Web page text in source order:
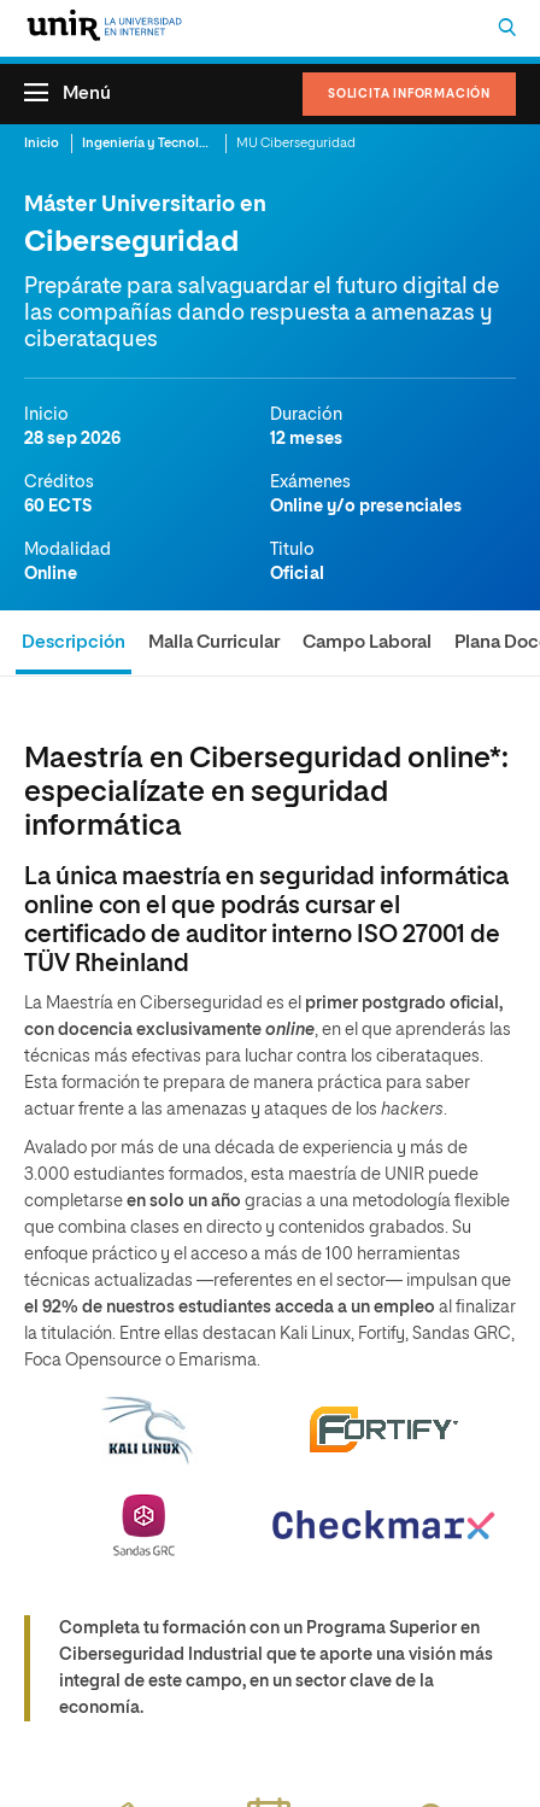
SOLICITA INFORMACIÓN
Menú
Inicio Ingeniería y Tecnología de la Información MU Ciberseguridad
Máster Universitario en
Ciberseguridad
Prepárate para salvaguardar el futuro digital de
las compañías dando respuesta a amenazas y
ciberataques
Inicio
28 sep 2026
Duración
12 meses
Créditos
60 ECTS
Exámenes
Online y/o presenciales
Modalidad
Online
Titulo
Oficial
Descripción Malla Curricular Campo Laboral Plana
Maestría en Ciberseguridad online*:
especialízate en seguridad
informática
La única maestría en seguridad informática
online con el que podrás cursar el
certificado de auditor interno ISO 27001 de
TÜV Rheinland
La Maestría en Ciberseguridad es el primer postgrado oficial,
con docencia exclusivamente online, en el que aprenderás las
técnicas más efectivas para luchar contra los ciberataques.
Esta formación te prepara de manera práctica para saber
actuar frente a las amenazas y ataques de los hackers.
Avalado por más de una década de experiencia y más de
3.000 estudiantes formados, esta maestría de UNIR puede
completarse en solo un año gracias a una metodología flexible
que combina clases en directo y contenidos grabados. Su
enfoque práctico y el acceso a más de 100 herramientas
técnicas actualizadas —referentes en el sector— impulsan que
el 92% de nuestros estudiantes acceda a un empleo al finalizar
la titulación. Entre ellas destacan Kali Linux, Fortify, Sandas GRC,
Foca Opensource o Emarisma.
Completa tu formación con un Programa Superior en
Ciberseguridad Industrial que te aporte una visión más
integral de este campo, en un sector clave de la
economía.